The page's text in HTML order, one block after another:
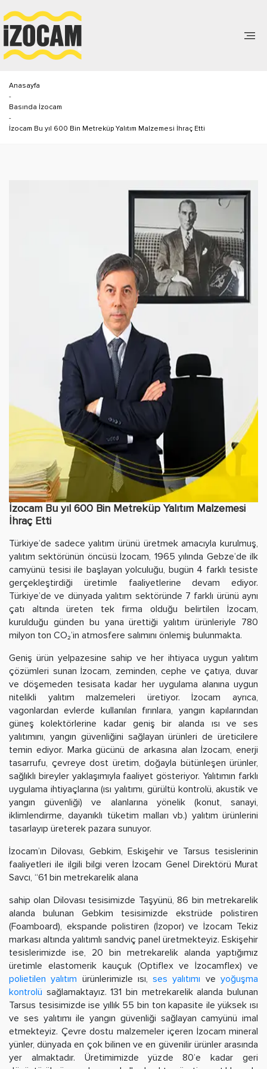
Anasayfa
-
Basında İzocam
-
İzocam Bu yıl 600 Bin Metreküp Yalıtım Malzemesi İhraç Etti
İzocam Bu yıl 600 Bin Metreküp Yalıtım Malzemesi
İhraç Etti
Türkiye’de sadece yalıtım ürünü üretmek amacıyla kurulmuş,
yalıtım sektörünün öncüsü İzocam, 1965 yılında Gebze’de ilk
camyünü tesisi ile başlayan yolculuğu, bugün 4 farklı tesiste
gerçekleştirdiği üretimle faaliyetlerine devam ediyor.
Türkiye’de ve dünyada yalıtım sektöründe 7 farklı ürünü aynı
çatı altında üreten tek firma olduğu belirtilen İzocam,
kurulduğu günden bu yana ürettiği yalıtım ürünleriyle 780
milyon ton CO₂’in atmosfere salımını önlemiş bulunmakta.
Geniş ürün yelpazesine sahip ve her ihtiyaca uygun yalıtım
çözümleri sunan İzocam, zeminden, cephe ve çatıya, duvar
ve döşemeden tesisata kadar her uygulama alanına uygun
nitelikli yalıtım malzemeleri üretiyor. İzocam ayrıca,
vagonlardan evlerde kullanılan fırınlara, yangın kapılarından
güneş kolektörlerine kadar geniş bir alanda ısı ve ses
yalıtımını, yangın güvenliğini sağlayan ürünleri de üreticilere
temin ediyor. Marka gücünü de arkasına alan İzocam, enerji
tasarrufu, çevreye dost üretim, doğayla bütünleşen ürünler,
sağlıklı bireyler yaklaşımıyla faaliyet gösteriyor. Yalıtımın farklı
uygulama ihtiyaçlarına (ısı yalıtımı, gürültü kontrolü, akustik ve
yangın güvenliği) ve alanlarına yönelik (konut, sanayi,
iklimlendirme, dayanıklı tüketim malları vb.) yalıtım ürünlerini
tasarlayıp üreterek pazara sunuyor.
İzocam’ın Dilovası, Gebkim, Eskişehir ve Tarsus tesislerinin
faaliyetleri ile ilgili bilgi veren İzocam Genel Direktörü Murat
Savcı, “61 bin metrekarelik alana
sahip olan Dilovası tesisimizde Taşyünü, 86 bin metrekarelik
alanda bulunan Gebkim tesisimizde ekstrüde polistiren
(Foamboard), ekspande polistiren (İzopor) ve İzocam Tekiz
markası altında yalıtımlı sandviç panel üretmekteyiz. Eskişehir
tesislerimizde ise, 20 bin metrekarelik alanda yaptığımız
üretimle elastomerik kauçuk (Optiflex ve İzocamflex) ve
polietilen yalıtım ürünlerimizle ısı,ses yalıtımı veyoğuşma
kontrolü sağlamaktayız. 131 bin metrekarelik alanda bulunan
Tarsus tesisimizde ise yıllık 55 bin ton kapasite ile yüksek ısı
ve ses yalıtımı ile yangın güvenliği sağlayan camyünü imal
etmekteyiz. Çevre dostu malzemeler içeren İzocam mineral
yünler, dünyada en çok bilinen ve en güvenilir ürünler arasında
yer almaktadır. Üretimimizde yüzde 80’e kadar geri